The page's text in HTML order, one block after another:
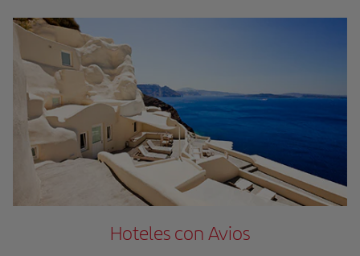
Hoteles con Avios